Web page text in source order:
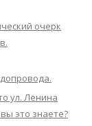
очерк
ул. Ленина
это знаете?